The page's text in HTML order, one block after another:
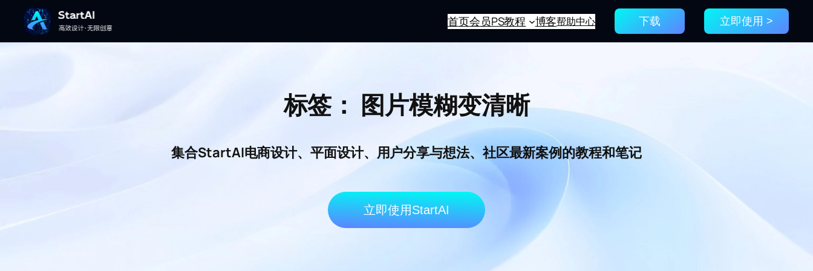
首页会员PS教程 博客帮助中心 下载 立即使用 >
标签： 图片模糊变清晰
集合StartAI电商设计、平面设计、用户分享与想法、社区最新案例的教程和笔记
立即使用StartAI